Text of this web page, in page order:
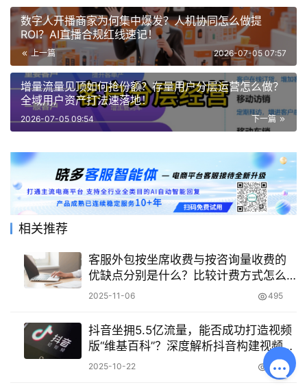
数字人开播商家为何集中爆发？人机协同怎么做提
ROI？AI直播合规红线速记！
上一篇 2026-07-05 07:57
增量流量见顶如何抢份额？存量用户分层运营怎么做？
全域用户资产打法速落地！
下一篇
2026-07-05 09:54
相关推荐
客服外包按坐席收费与按咨询量收费的
优缺点分别是什么？比较计费方式怎么
选？两种模式对比帮你省到实处
2025-11-06 495
抖音坐拥5.5亿流量，能否成功打造视频
版“维基百科”？深度解析抖音构建视频百
科的流量优势、内容挑战与转型路径！
2025-10-22 359